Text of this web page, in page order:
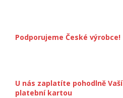
Podporujeme České výrobce!
U nás zaplatíte pohodlně Vaší
platební kartou